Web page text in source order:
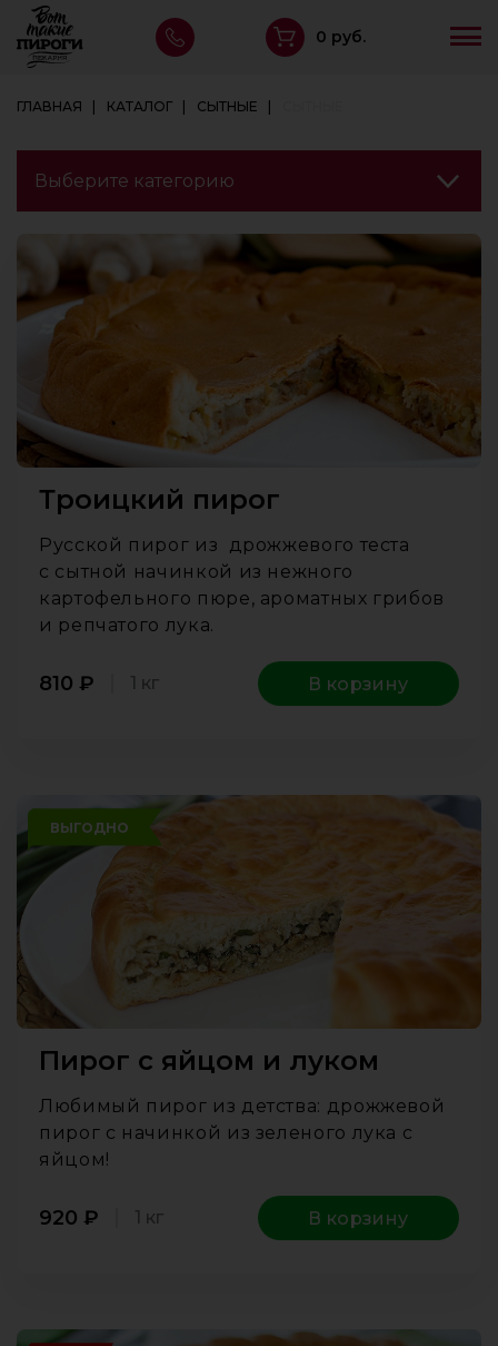
0 руб.
ГЛАВНАЯ КАТАЛОГ СЫТНЫЕ
Троицкий пирог
Русской пирог из дрожжевого теста
с сытной начинкой из нежного
картофельного пюре, ароматных грибов
и репчатого лука.
810 ₽ 1 кг В корзину
ВЫГОДНО
Пирог с яйцом и луком
Любимый пирог из детства: дрожжевой
пирог с начинкой из зеленого лука с
яйцом!
920 ₽ 1 кг В корзину